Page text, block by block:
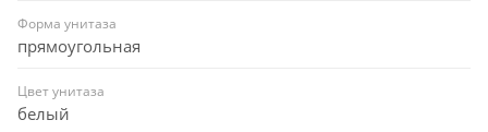
Форма унитаза
прямоугольная
Цвет унитаза
белый